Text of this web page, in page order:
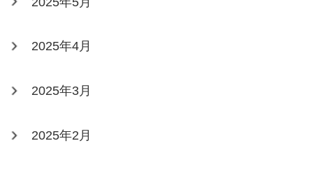
2025年4月
2025年3月
2025年2月